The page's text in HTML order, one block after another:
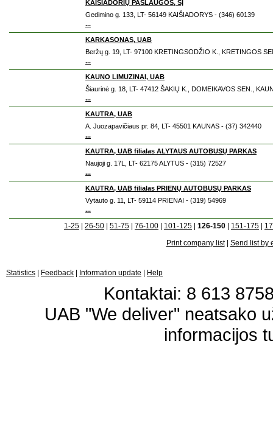
KAIŠIADORIŲ PASLAUGOS, SĮ
Gedimino g. 133, LT- 56149 KAIŠIADORYS - (346) 60139
...
KARKASONAS, UAB
Beržų g. 19, LT- 97100 KRETINGSODŽIO K., KRETINGOS
...
KAUNO LIMUZINAI, UAB
Šiaurinė g. 18, LT- 47412 ŠAKIŲ K., DOMEIKAVOS SEN.,
...
KAUTRA, UAB
A. Juozapavičiaus pr. 84, LT- 45501 KAUNAS - (37) 342440
...
KAUTRA, UAB filialas ALYTAUS AUTOBUSŲ PARKAS
Naujoji g. 17L, LT- 62175 ALYTUS - (315) 72527
...
KAUTRA, UAB filialas PRIENŲ AUTOBUSŲ PARKAS
Vytauto g. 11, LT- 59114 PRIENAI - (319) 54969
...
1-25 26-50 51-75 76-100 101-125 126-150 151-175
Print company list| Send list by
Statistics Feedback Information update Help
Kontaktai: 8 613
UAB "We deliver" neatsako
informacijos